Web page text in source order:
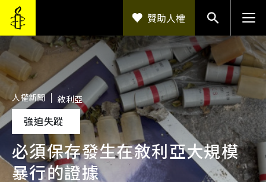
人權新聞 敘利亞
強迫失蹤
必須保存發生在敘利亞大規模
暴行的證據
贊助人權